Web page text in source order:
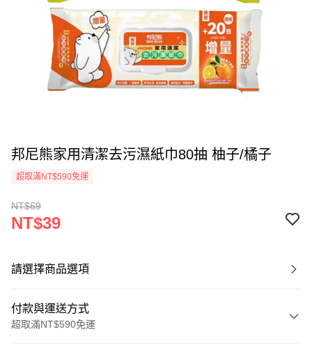
邦尼熊家用清潔去污濕紙巾80抽 柚子/橘子
超取滿NT$590免運
NT$69
NT$39
請選擇商品選項
付款與運送方式
超取滿NT$590免運